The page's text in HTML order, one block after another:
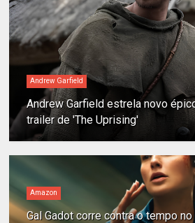
Andrew Garfield
Andrew Garfield estrela novo
trailer de 'The Uprising'
Amazon
Gal Gadot corre contra o tempo